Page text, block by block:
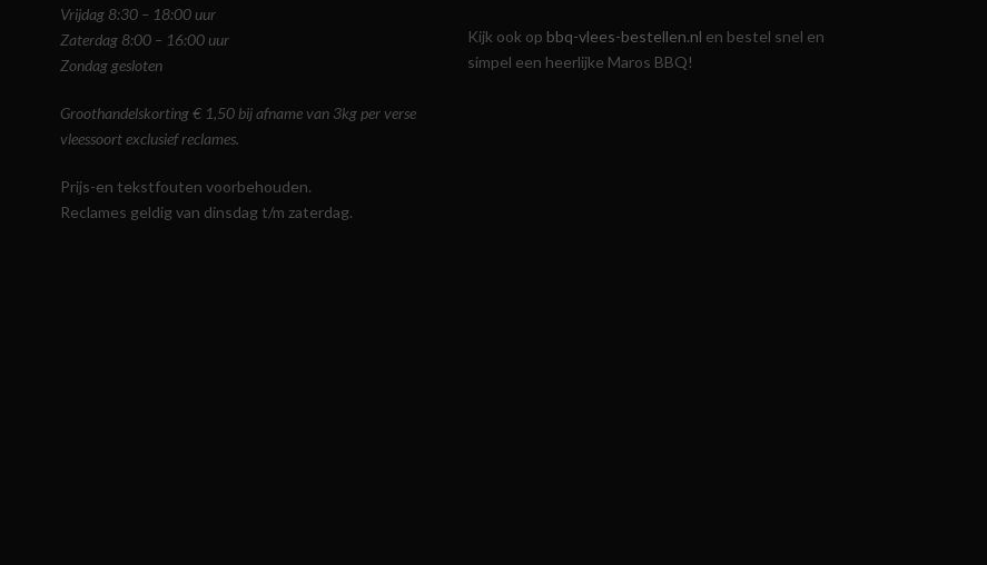
Vrijdag 8:30 – 18:00 uur
Zaterdag 8:00 – 16:00 uur
Zondag gesloten
Groothandelskorting € 1,50 bij afname van 3kg per verse
vleessoort exclusief reclames.
Prijs-en tekstfouten voorbehouden.
Reclames geldig van dinsdag t/m zaterdag.
Kijk ook op bbq-vlees-bestellen.nl en bestel snel en
simpel een heerlijke Maros BBQ!